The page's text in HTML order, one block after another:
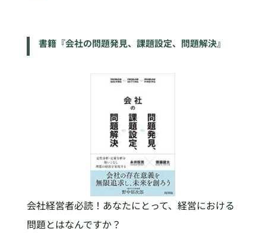
書籍『会社の問題発見、課題設定、問題解決』
会社経営者必読！あなたにとって、経営における
問題とはなんですか？